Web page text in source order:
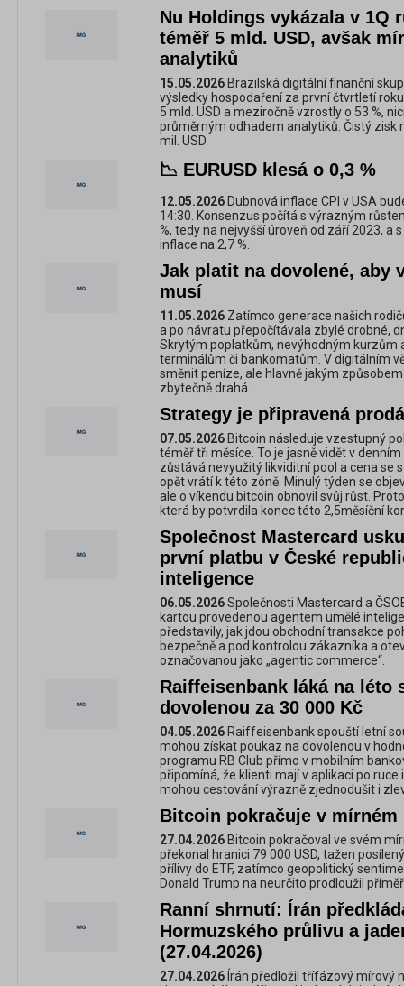
Nu Holdings vykázala v 1Q
téměř 5 mld. USD, avšak
analytiků
15.05.2026 Brazilská digitální finanční
výsledky hospodaření za první čtvrtletí
5 mld. USD a meziročně vzrostly o 53 %,
průměrným odhadem analytiků. Čistý zisk
mil. USD.
📉 EURUSD klesá o 0,3 %
12.05.2026 Dubnová inflace CPI v USA
14:30. Konsenzus počítá s výrazným
%, tedy na nejvyšší úroveň od září 2023, a
inflace na 2,7 %.
Jak platit na dovolené, aby
musí
11.05.2026 Zatímco generace našich
a po návratu přepočítávala zbylé drobné,
Skrytým poplatkům, nevýhodným kurzům
terminálům či bankomatům. V digitálním
směnit peníze, ale hlavně jakým
zbytečně drahá.
Strategy je připravená
07.05.2026 Bitcoin následuje vzestupný
téměř tři měsíce. To je jasně vidět v
zůstává nevyužitý likviditní pool a cena se
opět vrátí k této zóně. Minulý týden se
ale o víkendu bitcoin obnovil svůj růst.
která by potvrdila konec této 2,5měsíční
Společnost Mastercard
první platbu v České
inteligence
06.05.2026Společnosti Mastercard a
kartou provedenou agentem umělé
představily, jak jdou obchodní transakce
bezpečně a pod kontrolou zákazníka a
označovanou jako „agentic commerce“.
Raiffeisenbank láká na léto
dovolenou za 30 000 Kč
04.05.2026 Raiffeisenbank spouští letní
mohou získat poukaz na dovolenou v
programu RB Club přímo v mobilním
připomíná, že klienti mají v aplikaci po
mohou cestování výrazně zjednodušit i
Bitcoin pokračuje v mírném
27.04.2026 Bitcoin pokračoval ve svém
překonal hranici 79 000 USD, tažen
přílivy do ETF, zatímco geopolitický
Donald Trump na neurčito prodloužil
Ranní shrnutí: Írán
Hormuzského průlivu a
(27.04.2026)
27.04.2026 Írán předložil třífázový mírový